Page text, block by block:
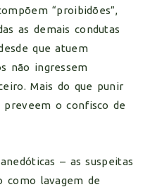
“proibidões”,
as demais condutas
que atuem
não ingressem
Mais do que punir
o confisco de
– as suspeitas
como lavagem de